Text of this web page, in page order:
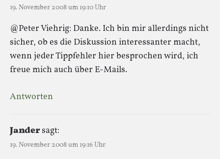
19. November 2008 um 19:10 Uhr
@Peter Viehrig: Danke. Ich bin mir allerdings nicht
sicher, ob es die Diskussion interessanter macht,
wenn jeder Tippfehler hier besprochen wird, ich
freue mich auch über E-Mails.
Antworten
Jandersagt:
19. November 2008 um 19:16 Uhr